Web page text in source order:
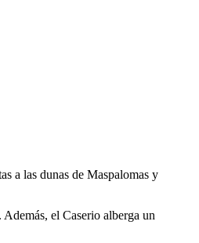
a las dunas de Maspalomas y
el Caserio alberga un